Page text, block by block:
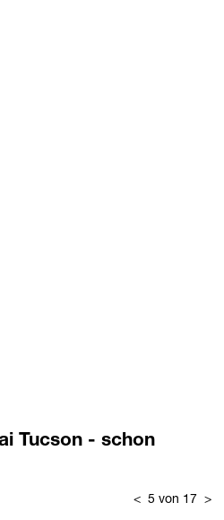
Tucson - schon
< 5 von 17 >